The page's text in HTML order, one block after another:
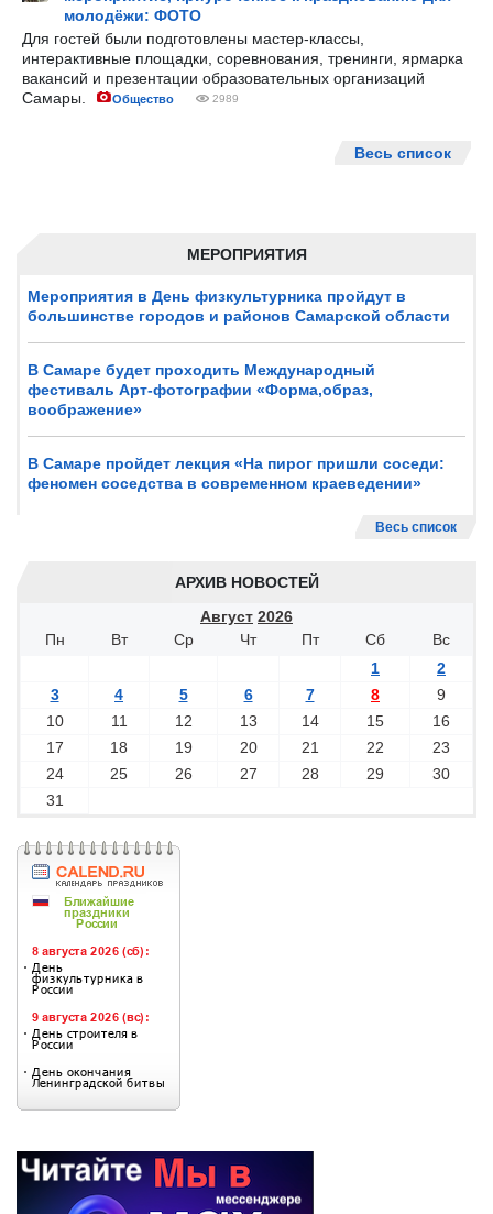
МЕРОПРИЯТИЯ
Мероприятия в День физкультурника пройдут в
большинстве городов и районов Самарской области
В Самаре будет проходить Международный
фестиваль Арт-фотографии «Форма,образ,
воображение»
В Самаре пройдет лекция «На пирог пришли соседи:
феномен соседства в современном краеведении»
Весь список
АРХИВ НОВОСТЕЙ
Август 2026
Пн
Вт Ср Чт Пт Сб
Вс
1
2
3
4 5 6 7 8
9
10
11 12 13 14 15
16
17
18 19 20 21 22
23
24
25 26 27 28 29
30
31
молодёжи: ФОТО
Для гостей были подготовлены мастер-классы,
интерактивные площадки, соревнования, тренинги, ярмарка
вакансий и презентации образовательных организаций
Самары.
Общество 2989
Весь список